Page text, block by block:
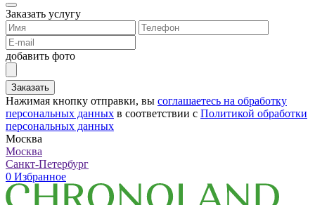
Заказать услугу
добавить фото
Заказать
Нажимая кнопку отправки, вы соглашаетесь на обработку
персональных данных в соответствии с Политикой обработки
персональных данных
Москва
Москва
Санкт-Петербург
0 Избранное